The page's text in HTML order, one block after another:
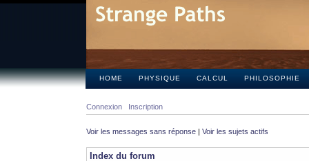
HOME PHYSIQUE CALCUL PHILOSOPHIE
Connexion Inscription
Voir les messages sans réponse | Voir les sujets actifs
Index du forum